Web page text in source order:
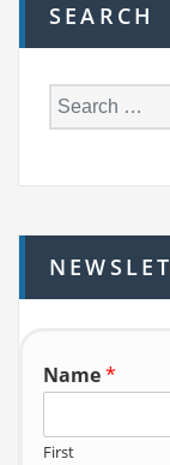
SEARCH
e
h
f
o
Name*
First